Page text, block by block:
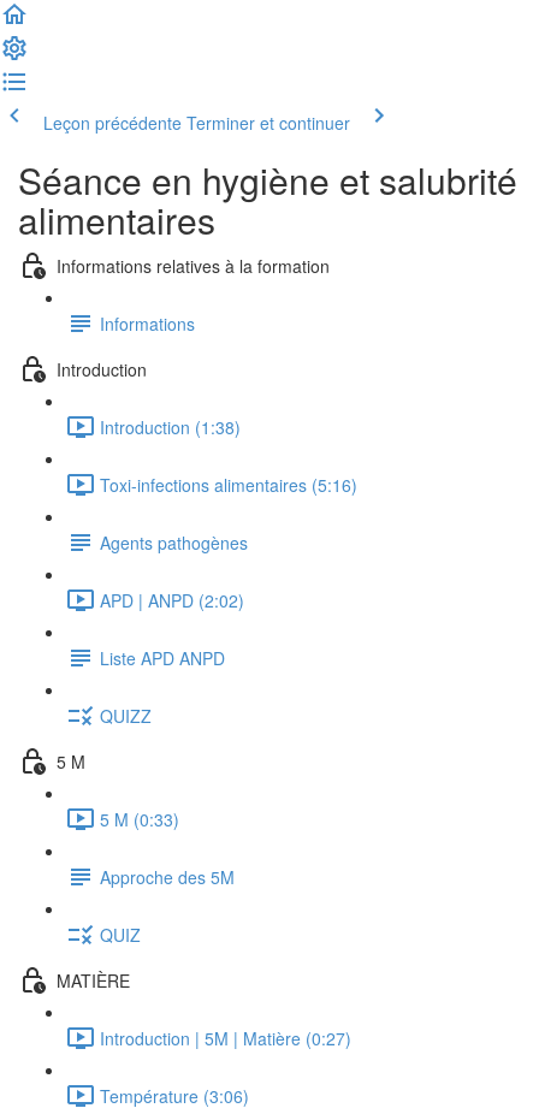
Leçon précédente Terminer et continuer
Séance en hygiène et salubrité
alimentaires
Informations relatives à la formation
Informations
Introduction
Introduction (1:38)
Toxi-infections alimentaires (5:16)
Agents pathogènes
APD | ANPD (2:02)
Liste APD ANPD
QUIZZ
5 M
5 M (0:33)
Approche des 5M
QUIZ
MATIÈRE
Introduction | 5M | Matière (0:27)
Température (3:06)